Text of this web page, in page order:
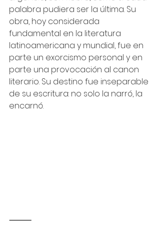
palabra pudiera ser la última. Su
obra, hoy considerada
fundamental en la literatura
latinoamericana y mundial, fue en
parte un exorcismo personal y en
parte una provocación al canon
literario. Su destino fue inseparable
de su escritura: no solo la narró, la
encarnó.
⸻